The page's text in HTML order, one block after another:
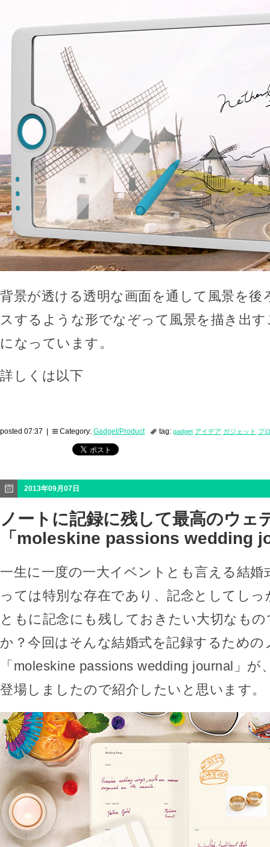
背景が透ける透明な画面を通して風景を後
スするような形でなぞって風景を描き出
になっています。
詳しくは以下
posted 07:37 | Category: Gadget/Product tag: gadget アイデア ガジェット プ
2013年09月07日
ノートに記録に残して最高のウェ
「moleskine passions wedding
一生に一度の一大イベントとも言える結婚
っては特別な存在であり、記念としてし
ともに記念にも残しておきたい大切なも
か？今回はそんな結婚式を記録するための
「moleskine passions wedding journal」
登場しましたので紹介したいと思います。